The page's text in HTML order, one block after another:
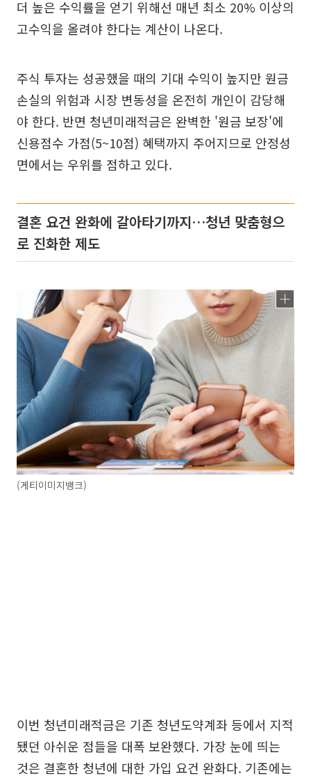
더 높은 수익률을 얻기 위해선 매년 최소 20% 이상의
고수익을 올려야 한다는 계산이 나온다.
주식 투자는 성공했을 때의 기대 수익이 높지만 원금
손실의 위험과 시장 변동성을 온전히 개인이 감당해
야 한다. 반면 청년미래적금은 완벽한 '원금 보장'에
신용점수 가점(5~10점) 혜택까지 주어지므로 안정성
면에서는 우위를 점하고 있다.
결혼 요건 완화에 갈아타기까지…청년 맞춤형으
로 진화한 제도
(게티이미지뱅크)
이번 청년미래적금은 기존 청년도약계좌 등에서 지적
됐던 아쉬운 점들을 대폭 보완했다. 가장 눈에 띄는
것은 결혼한 청년에 대한 가입 요건 완화다. 기존에는